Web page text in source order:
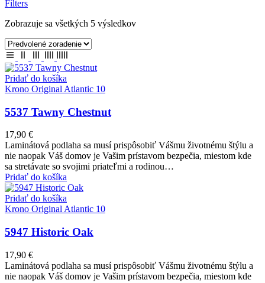
Filters
Zobrazuje sa všetkých 5 výsledkov
Pridať do košíka
Krono Original Atlantic 10
5537 Tawny Chestnut
17,90 €
Laminátová podlaha sa musí prispôsobiť Vášmu životnému štýlu a
nie naopak Váš domov je Vašim prístavom bezpečia, miestom kde
sa stretávate so svojimi priateľmi a rodinou…
Pridať do košíka
Pridať do košíka
Krono Original Atlantic 10
5947 Historic Oak
17,90 €
Laminátová podlaha sa musí prispôsobiť Vášmu životnému štýlu a
nie naopak Váš domov je Vašim prístavom bezpečia, miestom kde